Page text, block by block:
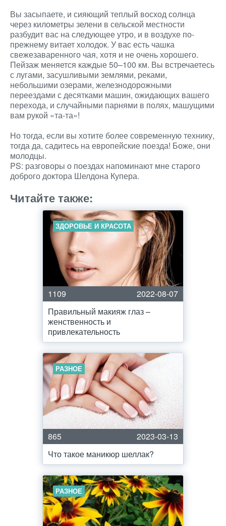
Вы засыпаете, и сияющий теплый восход солнца
через километры зелени в сельской местности
разбудит вас на следующее утро, и в воздухе по-
прежнему витает холодок. У вас есть чашка
свежезаваренного чая, хотя и не очень хорошего.
Пейзаж меняется каждые 50–100 км. Вы встречаетесь
с лугами, засушливыми землями, реками,
небольшими озерами, железнодорожными
переездами с десятками машин, ожидающих вашего
перехода, и случайными парнями в полях, машущими
вам рукой «та-та»!
Но тогда, если вы хотите более современную технику,
тогда да, садитесь на европейские поезда! Боже, они
молодцы.
PS: разговоры о поездах напоминают мне старого
доброго доктора Шелдона Купера.
Читайте также:
ЗДОРОВЬЕ И КРАСОТА
1109
2022-08-07
Правильный макияж глаз –
женственность и
привлекательность
РАЗНОЕ
865
2023-03-13
Что такое маникюр шеллак?
РАЗНОЕ